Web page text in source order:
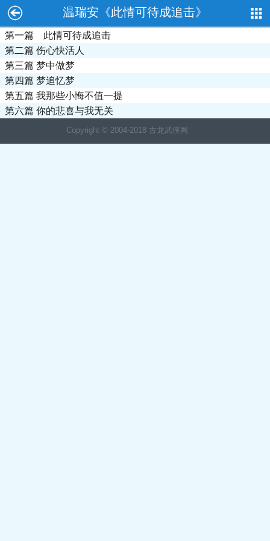
温瑞安《此情可待成追击》
第一篇 此情可待成追击
第二篇 伤心快活人
第三篇 梦中做梦
第四篇 梦追忆梦
第五篇 我那些小悔不值一提
第六篇 你的悲喜与我无关
Copyright © 2004-2018 古龙武侠网